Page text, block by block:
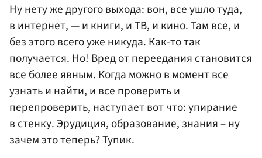
Ну нету же другого выхода: вон, все ушло туда,
в интернет, — и книги, и ТВ, и кино. Там все, и
без этого всего уже никуда. Как-то так
получается. Но! Вред от переедания становится
все более явным. Когда можно в момент все
узнать и найти, и все проверить и
перепроверить, наступает вот что: упирание
в стенку. Эрудиция, образование, знания – ну
зачем это теперь? Тупик.